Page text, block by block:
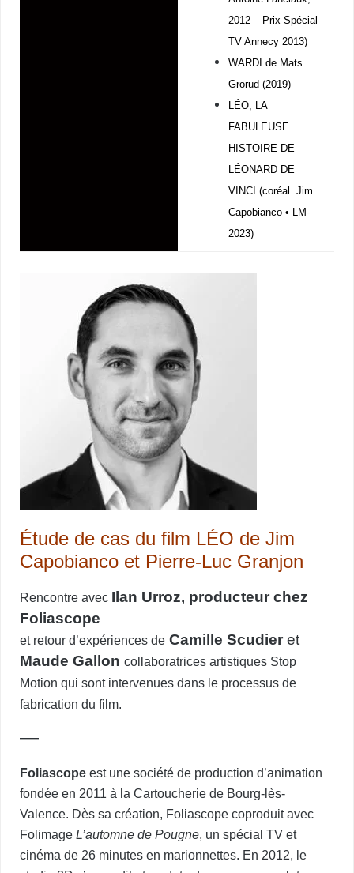
2012 – Prix Spécial
TV Annecy 2013)
WARDI de Mats
Grorud (2019)
LÉO, LA
FABULEUSE
HISTOIRE DE
LÉONARD DE
VINCI (coréal. Jim
Capobianco • LM-
2023)
Étude de cas du film LÉO de Jim
Capobianco et Pierre-Luc Granjon
Rencontre avec Ilan Urroz, producteur chez
Foliascope
et retour d’expériences de Camille Scudier et
Maude Gallon collaboratrices artistiques Stop
Motion qui sont intervenues dans le processus de
fabrication du film.
—
Foliascope est une société de production d’animation
fondée en 2011 à la Cartoucherie de Bourg-lès-
Valence. Dès sa création, Foliascope coproduit avec
Folimage L’automne de Pougne, un spécial TV et
cinéma de 26 minutes en marionnettes. En 2012, le